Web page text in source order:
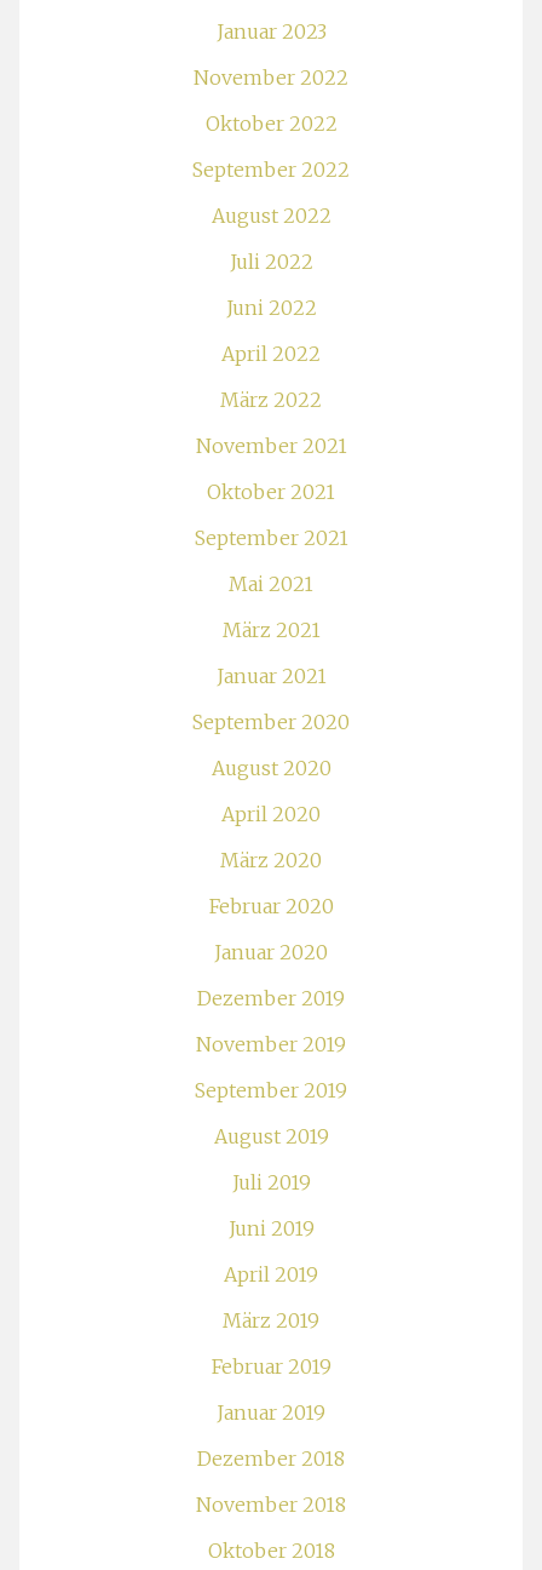
Januar 2023
November 2022
Oktober 2022
September 2022
August 2022
Juli 2022
Juni 2022
April 2022
März 2022
November 2021
Oktober 2021
September 2021
Mai 2021
März 2021
Januar 2021
September 2020
August 2020
April 2020
März 2020
Februar 2020
Januar 2020
Dezember 2019
November 2019
September 2019
August 2019
Juli 2019
Juni 2019
April 2019
März 2019
Februar 2019
Januar 2019
Dezember 2018
November 2018
Oktober 2018